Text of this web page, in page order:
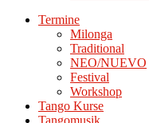
Termine
Milonga
Traditional
NEO/NUEVO
Festival
Workshop
Tango Kurse
Tangomusik